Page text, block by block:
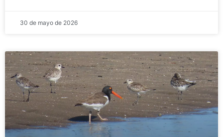
30 de mayo de 2026